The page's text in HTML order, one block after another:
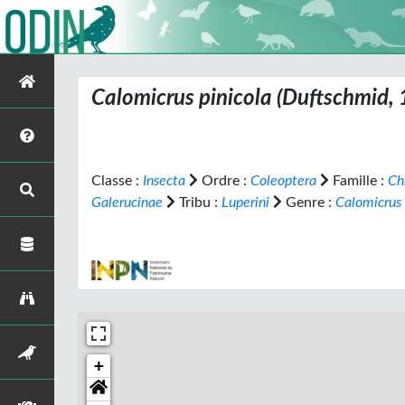
Calomicrus pinicola (Duftschmid,
Classe : Insecta Ordre : Coleoptera Famille :
Galerucinae
Tribu : Luperini Genre : Calomicrus
+